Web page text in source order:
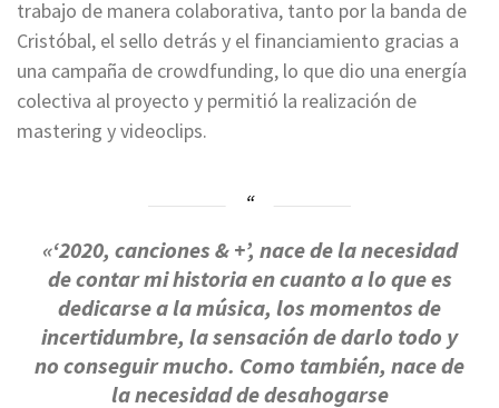
trabajo de manera colaborativa, tanto por la banda de
Cristóbal, el sello detrás y el financiamiento gracias a
una campaña de crowdfunding, lo que dio una energía
colectiva al proyecto y permitió la realización de
mastering y videoclips.
«‘2020, canciones & +’, nace de la necesidad
de contar mi historia en cuanto a lo que es
dedicarse a la música, los momentos de
incertidumbre, la sensación de darlo todo y
no conseguir mucho. Como también, nace de
la necesidad de desahogarse